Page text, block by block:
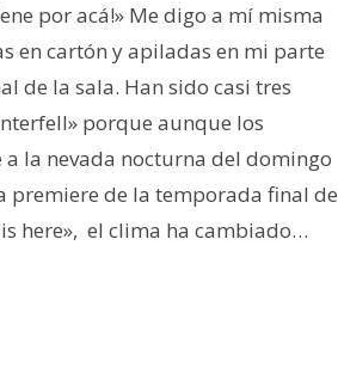
por acá!» Me digo a mí misma
en cartón y apiladas en mi parte
de la sala. Han sido casi tres
porque aunque los
a la nevada nocturna del domingo
premiere de la temporada final de
here», el clima ha cambiado…